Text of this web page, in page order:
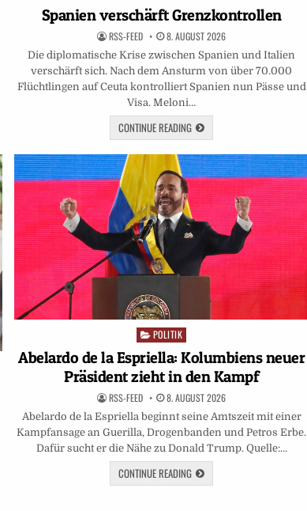
in
Spanien verschärft Grenzkontrollen
RSS-FEED 8. AUGUST 2026
Die diplomatische Krise zwischen Spanien und Italien
verschärft sich. Nach dem Ansturm von über 70.000
Flüchtlingen auf Ceuta kontrolliert Spanien nun Pässe und
Visa. Meloni…
CONTINUE READING
Posted
POLITIK
Abelardo de la Espriella: Kolumbiens neuer
Präsident zieht in den Kampf
RSS-FEED 8. AUGUST 2026
Abelardo de la Espriella beginnt seine Amtszeit mit einer
Kampfansage an Guerilla, Drogenbanden und Petros Erbe.
Dafür sucht er die Nähe zu Donald Trump. Quelle:…
CONTINUE READING